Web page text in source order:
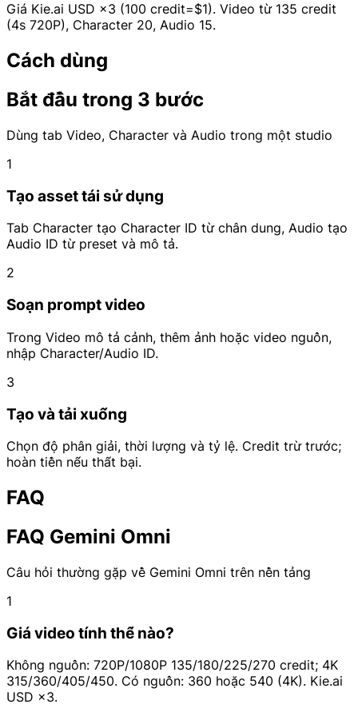
Giá Kie.ai USD ×3 (100 credit=$1). Video từ 135 credit
(4s 720P), Character 20, Audio 15.
Cách dùng
Bắt đầu trong 3 bước
Dùng tab Video, Character và Audio trong một studio
1
Tạo asset tái sử dụng
Tab Character tạo Character ID từ chân dung, Audio tạo
Audio ID từ preset và mô tả.
2
Soạn prompt video
Trong Video mô tả cảnh, thêm ảnh hoặc video nguồn,
nhập Character/Audio ID.
3
Tạo và tải xuống
Chọn độ phân giải, thời lượng và tỷ lệ. Credit trừ trước;
hoàn tiền nếu thất bại.
FAQ
FAQ Gemini Omni
Câu hỏi thường gặp về Gemini Omni trên nền tảng
1
Giá video tính thế nào?
Không nguồn: 720P/1080P 135/180/225/270 credit; 4K
315/360/405/450. Có nguồn: 360 hoặc 540 (4K). Kie.ai
USD ×3.